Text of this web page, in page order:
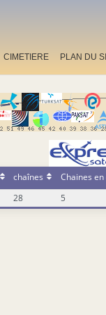
CIMETIERE PLAN DU
chaînes Chaines
28
5